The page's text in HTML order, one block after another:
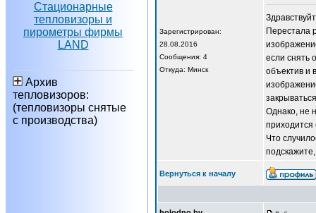
Стационарные
тепловизоры и
пирометры фирмы
LAND
Архив
тепловизоров:
(тепловизоры снятые
с производства)
Зарегистрирован:
28.08.2016
Сообщения: 4
Откуда: Минск
Перестала
если снять
объектив и
Однако, не
приходится
Что
подскажите,
Вернуться к началу